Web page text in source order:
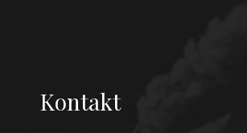
Kontakt